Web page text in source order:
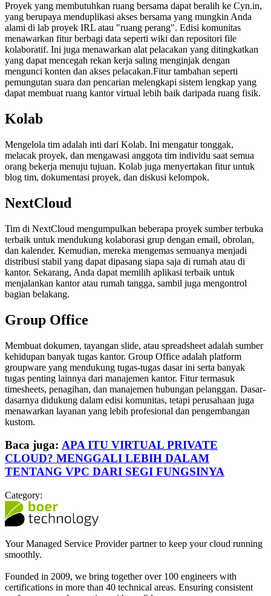
Proyek yang membutuhkan ruang bersama dapat beralih ke Cyn.in,
yang berupaya menduplikasi akses bersama yang mungkin Anda
alami di lab proyek IRL atau "ruang perang". Edisi komunitas
menawarkan fitur berbagi data seperti wiki dan repositori file
kolaboratif. Ini juga menawarkan alat pelacakan yang ditingkatkan
yang dapat mencegah rekan kerja saling menginjak dengan
mengunci konten dan akses pelacakan.Fitur tambahan seperti
pemungutan suara dan pencarian melengkapi sistem lengkap yang
dapat membuat ruang kantor virtual lebih baik daripada ruang fisik.
Kolab
Mengelola tim adalah inti dari Kolab. Ini mengatur tonggak,
melacak proyek, dan mengawasi anggota tim individu saat semua
orang bekerja menuju tujuan. Kolab juga menyertakan fitur untuk
blog tim, dokumentasi proyek, dan diskusi kelompok.
NextCloud
Tim di NextCloud mengumpulkan beberapa proyek sumber terbuka
terbaik untuk mendukung kolaborasi grup dengan email, obrolan,
dan kalender. Kemudian, mereka mengemas semuanya menjadi
distribusi stabil yang dapat dipasang siapa saja di rumah atau di
kantor. Sekarang, Anda dapat memilih aplikasi terbaik untuk
menjalankan kantor atau rumah tangga, sambil juga mengontrol
bagian belakang.
Group Office
Membuat dokumen, tayangan slide, atau spreadsheet adalah sumber
kehidupan banyak tugas kantor. Group Office adalah platform
groupware yang mendukung tugas-tugas dasar ini serta banyak
tugas penting lainnya dari manajemen kantor. Fitur termasuk
timesheets, penagihan, dan manajemen hubungan pelanggan. Dasar-
dasarnya didukung dalam edisi komunitas, tetapi perusahaan juga
menawarkan layanan yang lebih profesional dan pengembangan
kustom.
Baca juga: APA ITU VIRTUAL PRIVATE
CLOUD? MENGGALI LEBIH DALAM
TENTANG VPC DARI SEGI FUNGSINYA
Category:
Your Managed Service Provider partner to keep your cloud running
smoothly.
Founded in 2009, we bring together over 100 engineers with
certifications in more than 40 technical areas. Ensuring consistent